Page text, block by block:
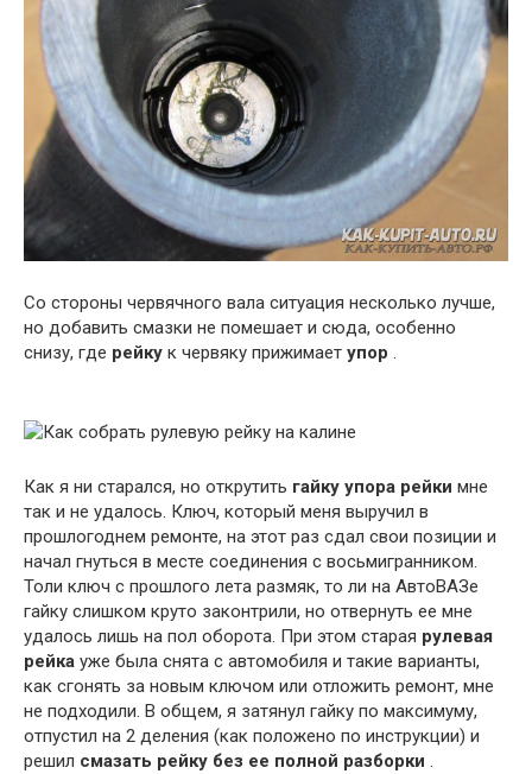
Со стороны червячного вала ситуация несколько лучше,
но добавить смазки не помешает и сюда, особенно
снизу, где рейку к червяку прижимает упор .
Как я ни старался, но открутить гайку упора рейки мне
так и не удалось. Ключ, который меня выручил в
прошлогоднем ремонте, на этот раз сдал свои позиции и
начал гнуться в месте соединения с восьмигранником.
Толи ключ с прошлого лета размяк, то ли на АвтоВАЗе
гайку слишком круто законтрили, но отвернуть ее мне
удалось лишь на пол оборота. При этом старая рулевая
рейка уже была снята с автомобиля и такие варианты,
как сгонять за новым ключом или отложить ремонт, мне
не подходили. В общем, я затянул гайку по максимуму,
отпустил на 2 деления (как положено по инструкции) и
решил смазать рейку без ее полной разборки .